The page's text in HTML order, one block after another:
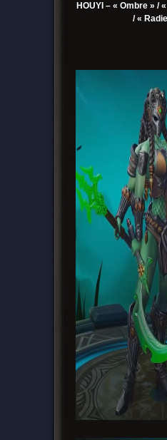
HOUYI – « Ombre » /
/ «